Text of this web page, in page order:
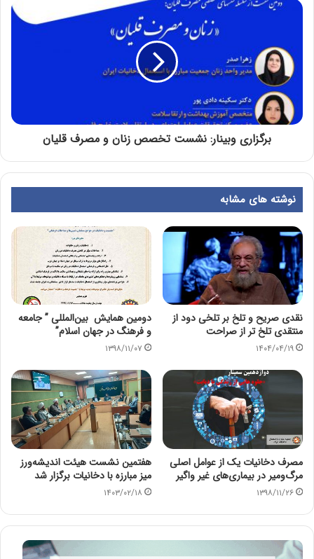
برگزاری وبینار: نشست تخصص زنان و مصرف قلیان
نوشته های مشابه
نقدی صریح و تلخ بر تلخی دود از
منتقدی تلخ تر از صراحت
۱۴۰۴/۰۴/۱۹
دومین همایش بین‌المللی ” جامعه
و فرهنگ در جهان اسلام”
۱۳۹۸/۱۱/۰۷
مصرف دخانیات یک از عوامل اصلی
مرگ‌ومیر در بیماری‌های غیر واگیر
۱۳۹۸/۱۱/۲۶
هفتمین نشست هیئت اندیشه‌ورز
میز مبارزه با دخانیات برگزار شد
۱۴۰۳/۰۲/۱۸